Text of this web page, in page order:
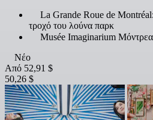
La Grande Roue de Montréal:
τροχό του λούνα παρκ
Musée Imaginarium
Νέο
Από 52,91 $
50,26 $